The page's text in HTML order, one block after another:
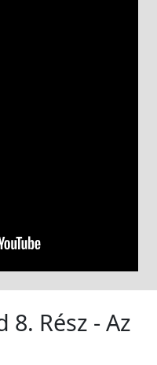
8. Rész - Az